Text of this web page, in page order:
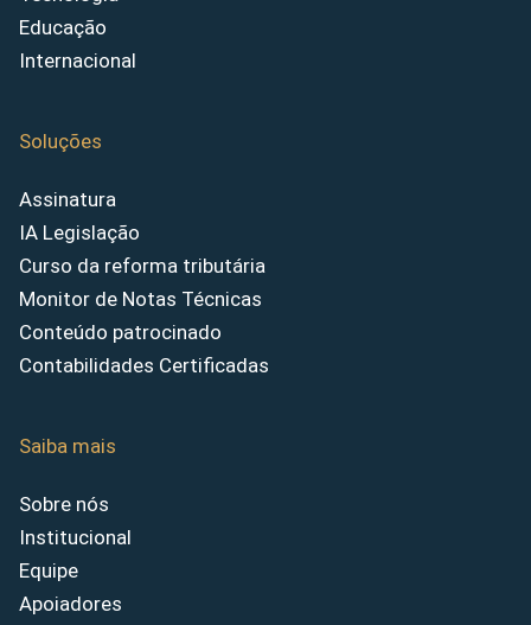
Educação
Internacional
Soluções
Assinatura
IA Legislação
Curso da reforma tributária
Monitor de Notas Técnicas
Conteúdo patrocinado
Contabilidades Certificadas
Saiba mais
Sobre nós
Institucional
Equipe
Apoiadores